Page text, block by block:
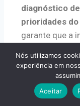
diagnóstico
prioridades
garante que a
Nós utilizamos
experiência em
Aceitar